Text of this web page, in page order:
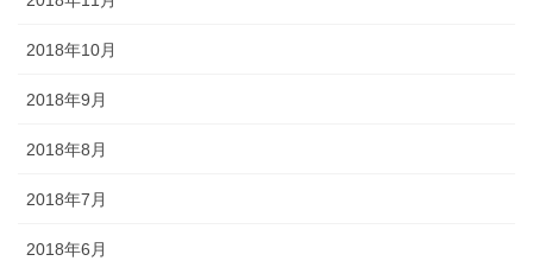
2018年10月
2018年9月
2018年8月
2018年7月
2018年6月